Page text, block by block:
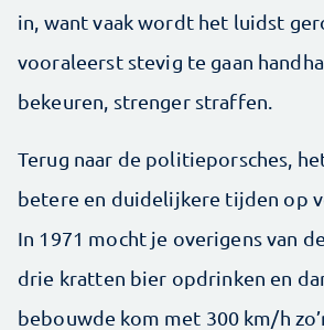
in, want vaak wordt het luidst
vooraleerst stevig te gaan
bekeuren, strenger straffen.
Terug naar de politieporsches,
betere en duidelijkere tijden op
In 1971 mocht je overigens van
drie kratten bier op­drinken en
bebouwde kom met 300 km/h